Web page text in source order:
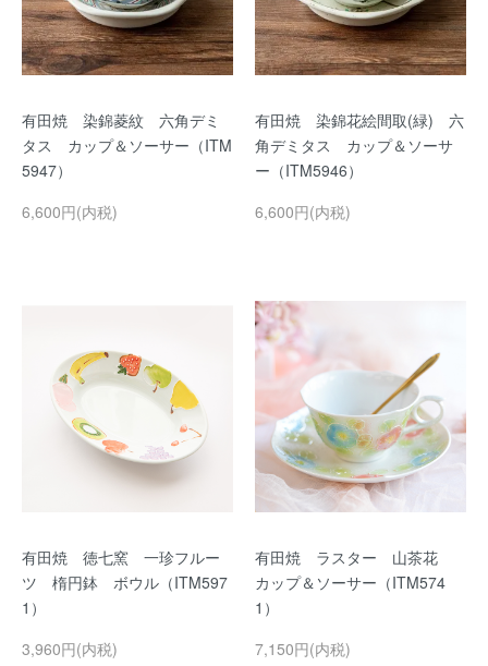
有田焼 染錦菱紋 六角デミ
タス カップ＆ソーサー（ITM
5947）
6,600円(内税)
有田焼 染錦花絵間取(緑) 六
角デミタス カップ＆ソーサ
ー（ITM5946）
6,600円(内税)
有田焼 徳七窯 一珍フルー
ツ 楕円鉢 ボウル（ITM597
1）
3,960円(内税)
有田焼 ラスター 山茶花
カップ＆ソーサー（ITM574
1）
7,150円(内税)